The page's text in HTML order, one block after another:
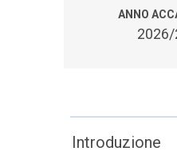
ANNO
Introduzione